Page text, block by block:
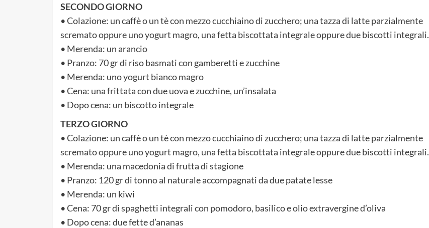
SECONDO GIORNO
• Colazione: un caffè o un tè con mezzo cucchiaino di zucchero; una tazza di latte parzialmente
scremato oppure uno yogurt magro, una fetta biscottata integrale oppure due biscotti integrali.
• Merenda: un arancio
• Pranzo: 70 gr di riso basmati con gamberetti e zucchine
• Merenda: uno yogurt bianco magro
• Cena: una frittata con due uova e zucchine, un’insalata
• Dopo cena: un biscotto integrale
TERZO GIORNO
• Colazione: un caffè o un tè con mezzo cucchiaino di zucchero; una tazza di latte parzialmente
scremato oppure uno yogurt magro, una fetta biscottata integrale oppure due biscotti integrali.
• Merenda: una macedonia di frutta di stagione
• Pranzo: 120 gr di tonno al naturale accompagnati da due patate lesse
• Merenda: un kiwi
• Cena: 70 gr di spaghetti integrali con pomodoro, basilico e olio extravergine d’oliva
• Dopo cena: due fette d’ananas